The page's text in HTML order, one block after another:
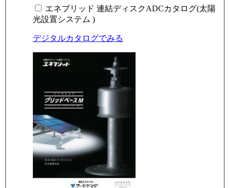
エネブリッド 連結ディスクADCカタログ(太陽
光設置システム )
デジタルカタログでみる